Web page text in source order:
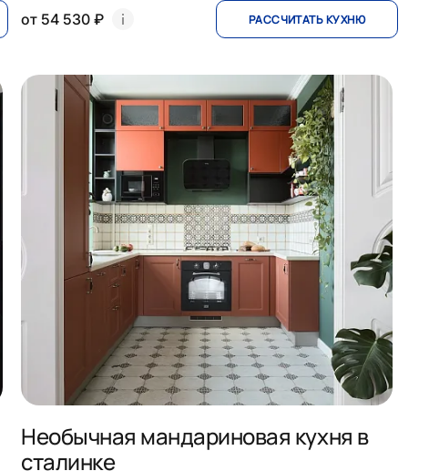
от 54 530 ₽ РАССЧИТАТЬ КУХНЮ
Необычная мандариновая кухня в
сталинке